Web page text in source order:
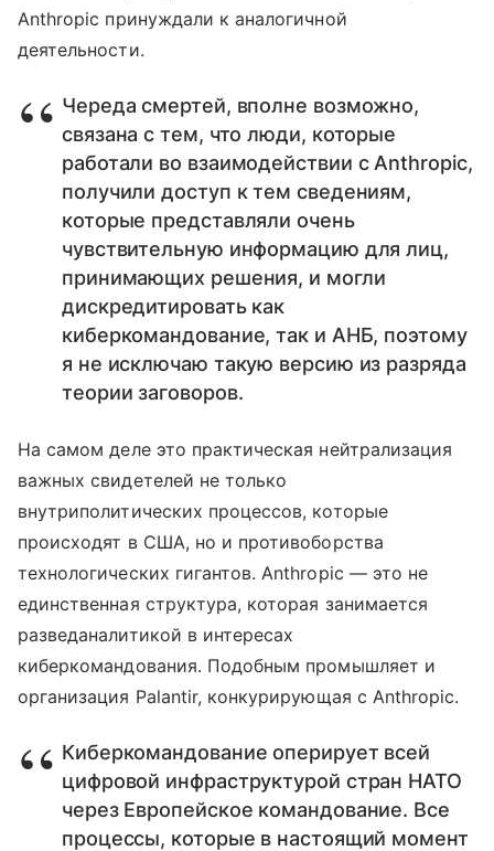
Anthropic принуждали к аналогичной
деятельности.
Череда смертей, вполне возможно,
связана с тем, что люди, которые
работали во взаимодействии с Anthropic,
получили доступ к тем сведениям,
которые представляли очень
чувствительную информацию для лиц,
принимающих решения, и могли
дискредитировать как
киберкомандование, так и АНБ, поэтому
я не исключаю такую версию из разряда
теории заговоров.
На самом деле это практическая нейтрализация
важных свидетелей не только
внутриполитических процессов, которые
происходят в США, но и противоборства
технологических гигантов. Anthropic — это не
единственная структура, которая занимается
разведаналитикой в интересах
киберкомандования. Подобным промышляет и
организация Palantir, конкурирующая с Anthropic.
Киберкомандование оперирует всей
цифровой инфраструктурой стран НАТО
через Европейское командование. Все
процессы, которые в настоящий момент